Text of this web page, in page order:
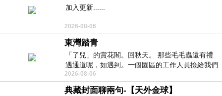
加入更新......
2026-08-06
東灣踏青
「了兒」的賞花閣。回秋天。 那些毛毛蟲還有禮
遇通道呢，如遇到。一個園區的工作人員撿給我們
細賞。
2026-08-06
典藏封面聊兩句-【天外金球】